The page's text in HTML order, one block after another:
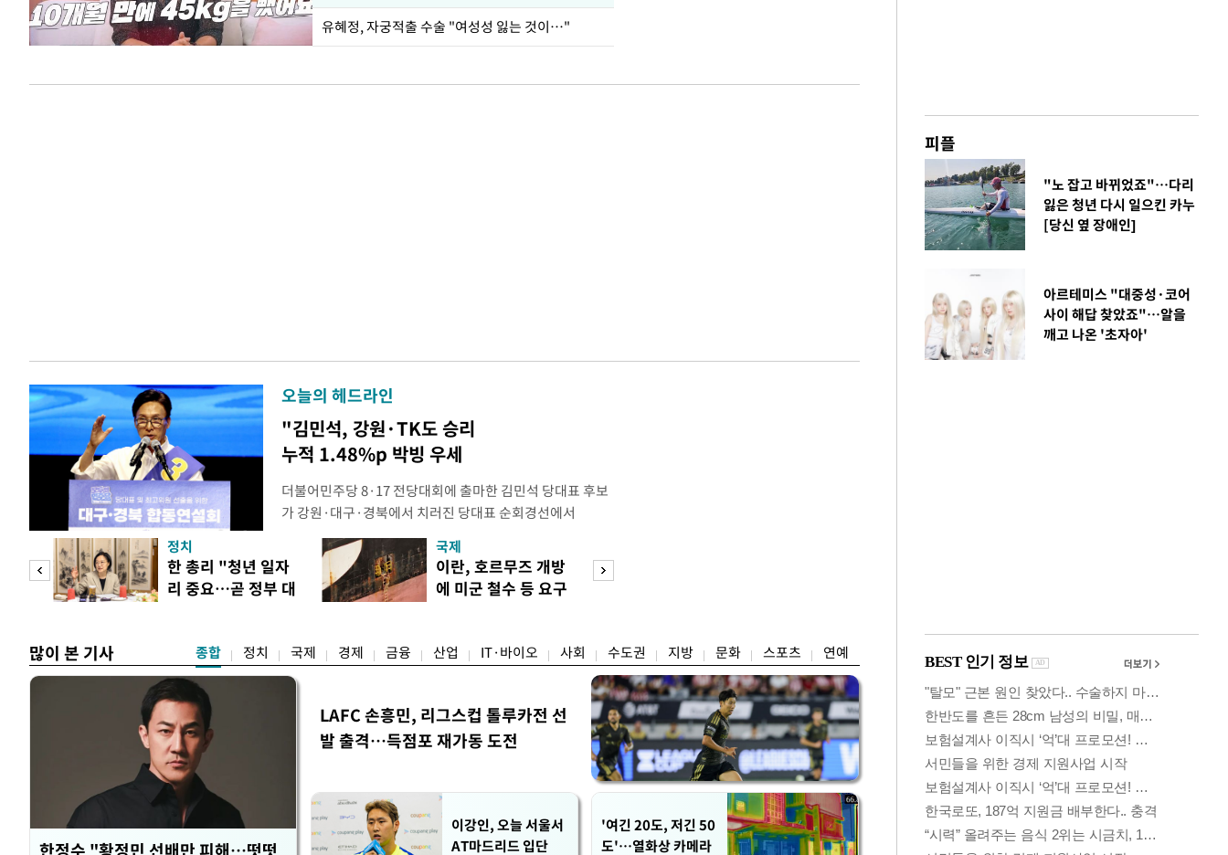
유혜정, 자궁적출 수술 "여성성 잃는 것이…"
오늘의 헤드라인
"김민석, 강원·TK도 승리
누적 1.48%p 박빙 우세
더불어민주당 8·17 전당대회에 출마한 김민석 당대표 후보
가 강원·대구·경북에서 치러진 당대표 순회경선에서
48.54%(1만8977표)를 얻어 상대 경쟁주자인 정청래 후보
를 1622표(4.14%p) 차로 제치고 1위를 차지했다. 전날 제주
·인천 권리당원 투표에서도 김 후보가 앞섰다. 이에 따라 누
적 합산(가중치 미반영)에서도 김 후보(46.01%)가
피
정치
한 총리 "청년 일자
리 중요…곧 정부 대
국제
이란, 호르무즈 개방
에 미군 철수 등 요구
많이 본 기사 종합 정치 국제 경제 금융 산업 IT·바이오 사회 수도권 지방 문화 스포츠 연예
한정수 "황정민 선배만 피해…떳떳
LAFC 손흥민, 리그스컵 톨루카전 선
발 출격…득점포 재가동 도전
이강인, 오늘 서울서
AT마드리드 입단
'여긴 20도, 저긴 50
도'…열화상 카메라
피플
"노 잡고 바뀌었죠"…다리
잃은 청년 다시 일으킨 카누
[당신 옆 장애인]
아르테미스 "대중성·코어
사이 해답 찾았죠"…알을
깨고 나온 '초자아'